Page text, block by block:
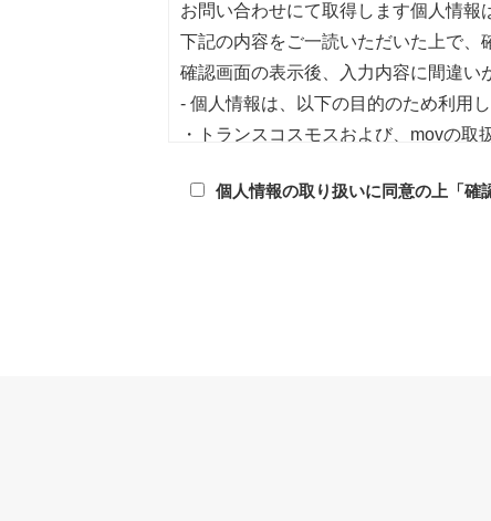
お問い合わせにて取得します個人情報
下記の内容をご一読いただいた上で、
確認画面の表示後、入力内容に間違い
- 個人情報は、以下の目的のため利用し
・トランスコスモスおよび、movの
・お客様からいただいたお問い合わ
・お客様にとって有益と判断した情
- 取得する個人情報は、弊社の個人情
個人情報の取り扱いに同意の上「確